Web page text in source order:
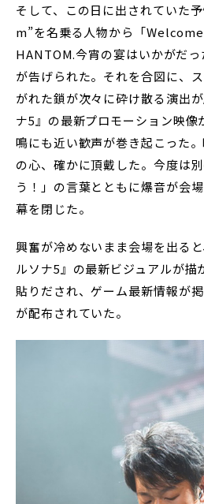
そして、この日に出されていた
m”を名乗る人物から「
HANTOM.今宵の宴はいかがだ
が告げられた。それを合図に、
がれた鎖が次々に砕け散る演出
ナ5』の最新プロモーション映像
鳴にも近い歓声が巻き起こった
の心、確かに頂戴した。今度は
う！」の言葉とともに爆音が会
幕を閉じた。
興奮が冷めないまま会場を出る
ルソナ5』の最新ビジュアルが描
貼りだされ、ゲーム最新情報が
が配布されていた。